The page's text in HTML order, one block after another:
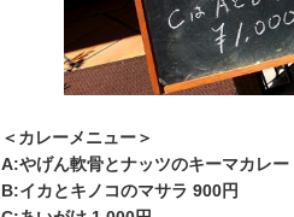
＜カレーメニュー＞
A:やげん軟骨とナッツのキーマカレー
B:イカとキノコのマサラ 900円